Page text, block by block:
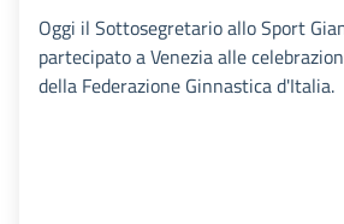
Oggi il Sottosegretario allo Sport
partecipato a Venezia alle
della Federazione Ginnastica d'Italia.